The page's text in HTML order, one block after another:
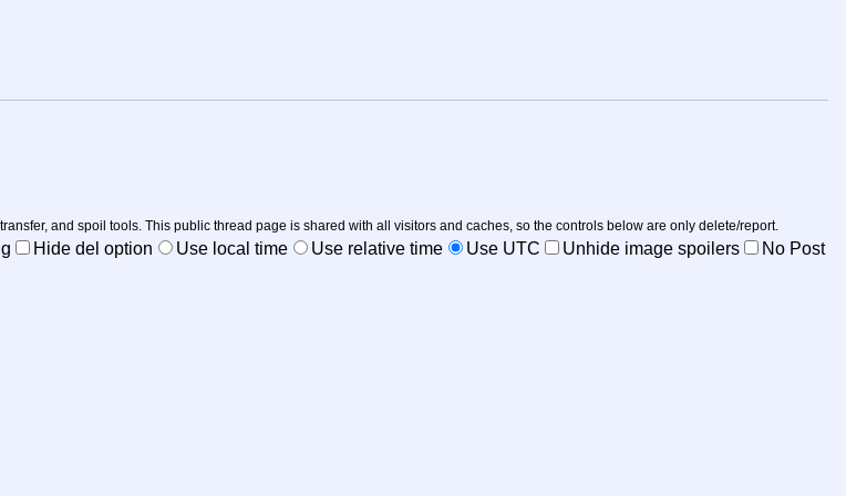
and spoil tools. This public thread page is shared with all visitors and caches, so the controls below are only delete/report.
Hide del option Use local time Use relative time Use UTC Unhide image spoilers
No Post